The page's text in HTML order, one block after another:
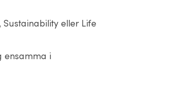
Sustainability eller Life
ensamma i